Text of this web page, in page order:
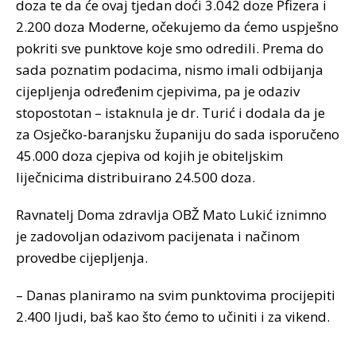
doza te da će ovaj tjedan doći 3.042 doze Pfizera i
2.200 doza Moderne, očekujemo da ćemo uspješno
pokriti sve punktove koje smo odredili. Prema do
sada poznatim podacima, nismo imali odbijanja
cijepljenja određenim cjepivima, pa je odaziv
stopostotan – istaknula je dr. Turić i dodala da je
za Osječko-baranjsku županiju do sada isporučeno
45.000 doza cjepiva od kojih je obiteljskim
liječnicima distribuirano 24.500 doza.
Ravnatelj Doma zdravlja OBŽ Mato Lukić iznimno
je zadovoljan odazivom pacijenata i načinom
provedbe cijepljenja.
– Danas planiramo na svim punktovima procijepiti
2.400 ljudi, baš kao što ćemo to učiniti i za vikend.